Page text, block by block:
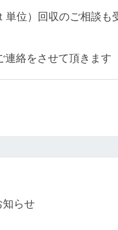
位）回収のご相談も
連絡をさせて頂きます
らせ